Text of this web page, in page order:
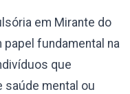
em Mirante do
papel fundamental na
que
saúde mental ou